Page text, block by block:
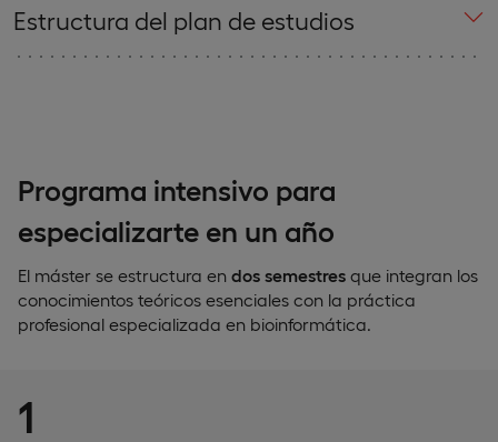
Estructura del plan de estudios
Programa intensivo para
especializarte en un año
El máster se estructura en dos semestres que integran los
conocimientos teóricos esenciales con la práctica
profesional especializada en bioinformática.
1